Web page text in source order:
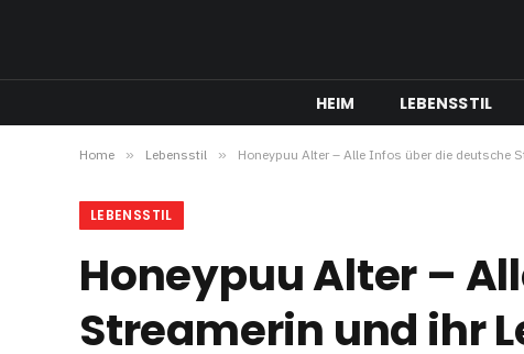
HEIM LEBENSSTIL
Home » Lebensstil » Honeypuu Alter – Alle Infos über die deutsche
LEBENSSTIL
Honeypuu Alter –
Streamerin und ihr